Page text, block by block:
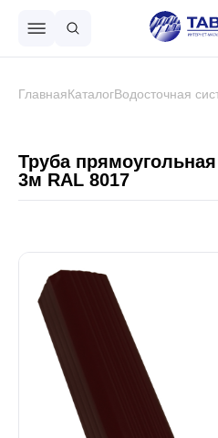
Металлочерепица
Чёрный
Сваи винтовые
ГлавнаяКаталогВодосточная
Труба
3м RAL 8017